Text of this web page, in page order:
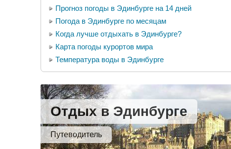
Прогноз погоды в Эдинбурге на 14 дней
Погода в Эдинбурге по месяцам
Когда лучше отдыхать в Эдинбурге?
Карта погоды курортов мира
Температура воды в Эдинбурге
Отдых в Эдинбурге
Путеводитель